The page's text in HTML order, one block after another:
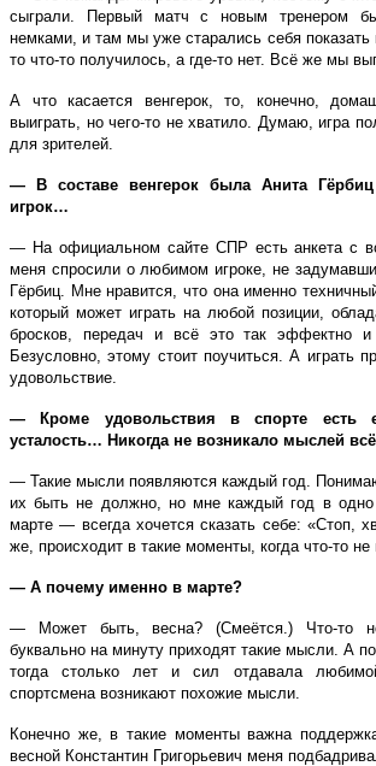
сыграли. Первый матч с новым тренером
немками, и там мы уже старались себя показать
то что-то получилось, а где-то нет. Всё же мы
А что касается венгерок, то, конечно,
выиграть, но чего-то не хватило. Думаю, игра
для зрителей.
— В составе венгерок была Анита
игрок…
— На официальном сайте СПР есть анкета с
меня спросили о любимом игроке, не
Гёрбиц. Мне нравится, что она именно
который может играть на любой позиции,
бросков, передач и всё это так эффектно и
Безусловно, этому стоит поучиться. А играть
удовольствие.
— Кроме удовольствия в спорте
усталость… Никогда не возникало мыслей
— Такие мысли появляются каждый год.
их быть не должно, но мне каждый год в
марте — всегда хочется сказать себе: «Стоп,
же, происходит в такие моменты, когда что-то не
— А почему именно в марте?
— Может быть, весна? (Смеётся.) Что-то
буквально на минуту приходят такие мысли. А
тогда столько лет и сил отдавала
спортсмена возникают похожие мысли.
Конечно же, в такие моменты важна
весной Константин Григорьевич меня